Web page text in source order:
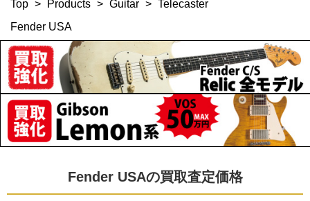
Top > Products > Guitar > Telecaster
Fender USA
Fender USAの買取査定価格